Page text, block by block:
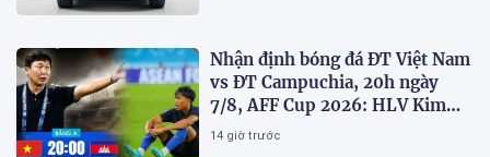
Nhận định bóng đá ĐT Việt Nam
vs ĐT Campuchia, 20h ngày
7/8, AFF Cup 2026: HLV Kim
Sang-sik tiết lộ kế hoạch nhân
14 giờ trước